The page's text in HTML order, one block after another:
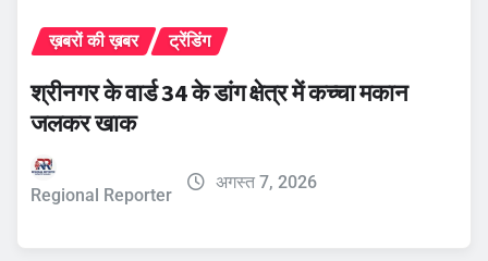
ख़बरों की ख़बर ट्रेंडिंग
श्रीनगर के वार्ड 34 के डांग क्षेत्र में कच्चा मकान
जलकर खाक
Regional Reporter
अगस्त 7, 2026